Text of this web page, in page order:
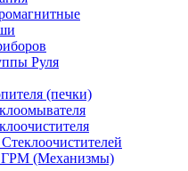
Руля
(печки)
ГРМ (Механизмы)